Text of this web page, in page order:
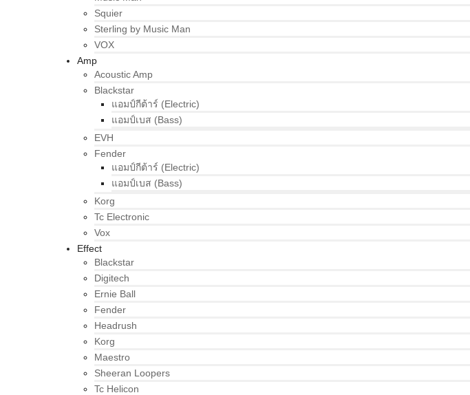
Squier
Sterling by Music Man
VOX
Amp
Acoustic Amp
Blackstar
แอมป์กีต้าร์ (Electric)
แอมป์เบส (Bass)
EVH
Fender
แอมป์กีต้าร์ (Electric)
แอมป์เบส (Bass)
Korg
Tc Electronic
Vox
Effect
Blackstar
Digitech
Ernie Ball
Fender
Headrush
Korg
Maestro
Sheeran Loopers
Tc Helicon